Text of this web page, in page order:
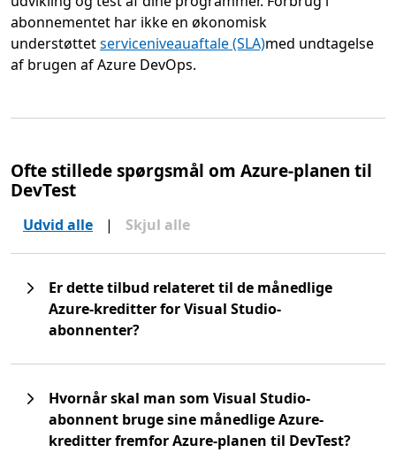
abonnementet har ikke en økonomisk
understøttetserviceniveauaftale (SLA)med undtagelse
af brugen af Azure DevOps.
Ofte stillede spørgsmål om Azure-planen til
DevTest
Udvid alle | Skjul alle
Er dette tilbud relateret til de månedlige
Azure-kreditter for Visual Studio-
abonnenter?
Hvornår skal man som Visual Studio-
abonnent bruge sine månedlige Azure-
kreditter fremfor Azure-planen til DevTest?